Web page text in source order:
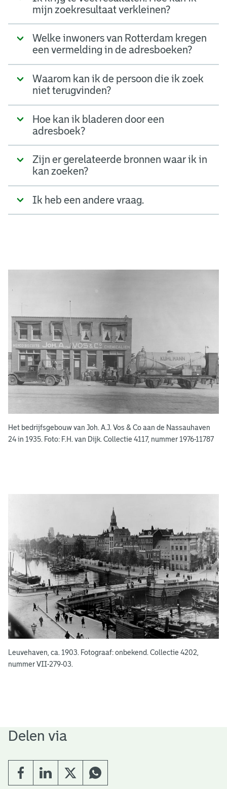
mijn zoekresultaat verkleinen?
Welke inwoners van Rotterdam kregen
een vermelding in de adresboeken?
Waarom kan ik de persoon die ik zoek
niet terugvinden?
Hoe kan ik bladeren door een
adresboek?
Zijn er gerelateerde bronnen waar ik in
kan zoeken?
Ik heb een andere vraag.
e
s
b
o
e
e
n
e
n
Het bedrijfsgebouw van Joh. A.J. Vos & Co aan de Nassauhaven
24 in 1935. Foto: F.H. van Dijk. Collectie 4117, nummer 1976-11787
n
Leuvehaven, ca. 1903. Fotograaf: onbekend. Collectie 4202,
nummer VII-279-03.
Delen via